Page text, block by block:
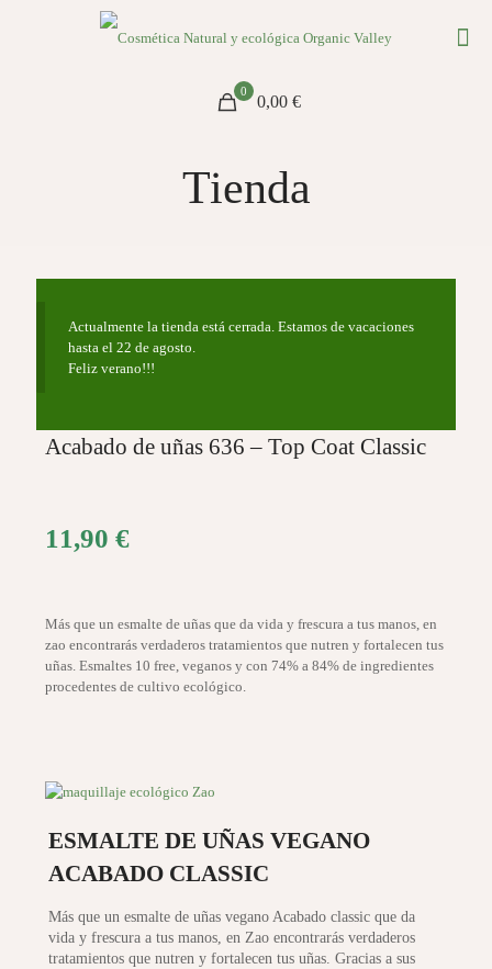
0
0,00 €
Tienda
Actualmente la tienda está cerrada. Estamos de vacaciones
hasta el 22 de agosto.
Feliz verano!!!
Acabado de uñas 636 – Top Coat Classic
11,90 €
Más que un esmalte de uñas que da vida y frescura a tus manos, en
zao encontrarás verdaderos tratamientos que nutren y fortalecen tus
uñas. Esmaltes 10 free, veganos y con 74% a 84% de ingredientes
procedentes de cultivo ecológico.
ESMALTE DE UÑAS VEGANO
ACABADO CLASSIC
Más que un esmalte de uñas vegano Acabado classic que da
vida y frescura a tus manos, en Zao encontrarás verdaderos
tratamientos que nutren y fortalecen tus uñas. Gracias a sus